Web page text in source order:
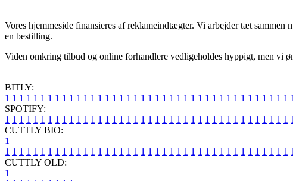
Vores hjemmeside finansieres af reklameindtægter. Vi arbejder tæt
en bestilling.
Viden omkring tilbud og online forhandlere vedligeholdes hyppigt, men vi
BITLY:
1 1 1 1 1 1 1 1 1 1 1 1 1 1 1 1 1 1 1 1 1 1 1 1 1 1 1 1 1 1 1 1 1 1 1 1 1 1 1 1 1
SPOTIFY:
1 1 1 1 1 1 1 1 1 1 1 1 1 1 1 1 1 1 1 1 1 1 1 1 1 1 1 1 1 1 1 1 1 1 1 1 1 1 1 1 1
CUTTLY BIO:
1
1 1 1 1 1 1 1 1 1 1 1 1 1 1 1 1 1 1 1 1 1 1 1 1 1 1 1 1 1 1 1 1 1 1 1 1 1 1 1 1 1
CUTTLY OLD:
1